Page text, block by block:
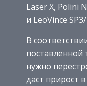
Laser X, Polini
и LeoVince
В
нужно
даст прирост